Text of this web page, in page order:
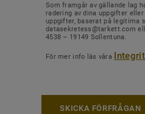
Som framgår av gällande lag
radering av dina uppgifter
uppgifter, baserat på legitima
datasekretess@tarkett.com
4538 – 19149 Sollentuna.
För mer info läs våra
SKICKA FÖRFRÅGAN